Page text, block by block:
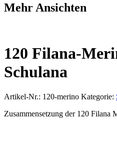
Mehr Ansichten
120 Filana-
Schulana
Artikel-Nr.: 120-merino Kategorie:
Zusammensetzung der 120 Filana